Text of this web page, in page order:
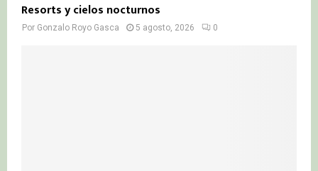
Resorts y cielos nocturnos
Por Gonzalo Royo Gasca 5 agosto, 2026 0